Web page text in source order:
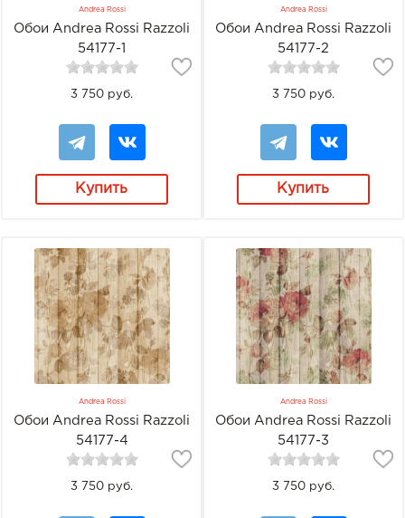
Andrea Rossi
Обои Andrea Rossi Razzoli
54177-1
3 750 руб.
Купить
Andrea Rossi
Обои Andrea Rossi Razzoli
54177-2
3 750 руб.
Купить
Andrea Rossi
Обои Andrea Rossi Razzoli
54177-4
3 750 руб.
Andrea Rossi
Обои Andrea Rossi Razzoli
54177-3
3 750 руб.